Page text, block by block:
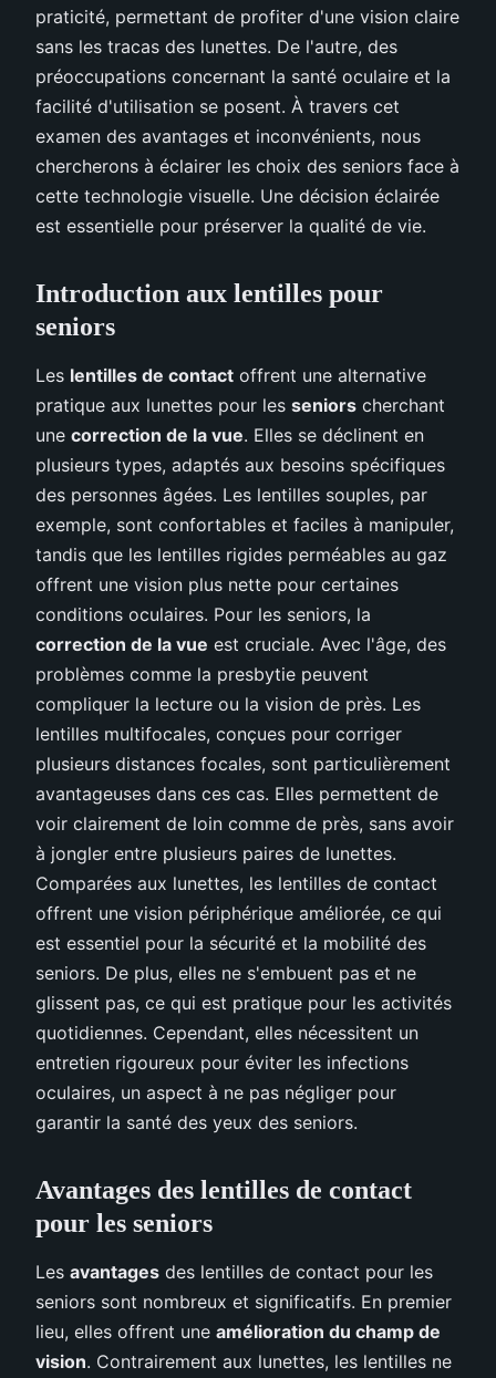
praticité, permettant de profiter d'une vision claire
sans les tracas des lunettes. De l'autre, des
préoccupations concernant la santé oculaire et la
facilité d'utilisation se posent. À travers cet
examen des avantages et inconvénients, nous
chercherons à éclairer les choix des seniors face à
cette technologie visuelle. Une décision éclairée
est essentielle pour préserver la qualité de vie.
Introduction aux lentilles pour
seniors
Les lentilles de contact offrent une alternative
pratique aux lunettes pour les seniors cherchant
une correction de la vue. Elles se déclinent en
plusieurs types, adaptés aux besoins spécifiques
des personnes âgées. Les lentilles souples, par
exemple, sont confortables et faciles à manipuler,
tandis que les lentilles rigides perméables au gaz
offrent une vision plus nette pour certaines
conditions oculaires. Pour les seniors, la
correction de la vue est cruciale. Avec l'âge, des
problèmes comme la presbytie peuvent
compliquer la lecture ou la vision de près. Les
lentilles multifocales, conçues pour corriger
plusieurs distances focales, sont particulièrement
avantageuses dans ces cas. Elles permettent de
voir clairement de loin comme de près, sans avoir
à jongler entre plusieurs paires de lunettes.
Comparées aux lunettes, les lentilles de contact
offrent une vision périphérique améliorée, ce qui
est essentiel pour la sécurité et la mobilité des
seniors. De plus, elles ne s'embuent pas et ne
glissent pas, ce qui est pratique pour les activités
quotidiennes. Cependant, elles nécessitent un
entretien rigoureux pour éviter les infections
oculaires, un aspect à ne pas négliger pour
garantir la santé des yeux des seniors.
Avantages des lentilles de contact
pour les seniors
Les avantages des lentilles de contact pour les
seniors sont nombreux et significatifs. En premier
lieu, elles offrent une amélioration du champ de
vision. Contrairement aux lunettes, les lentilles ne